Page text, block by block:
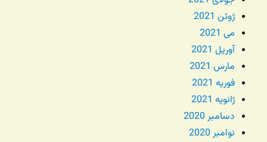
ژوئن 2021
می 2021
آوریل 2021
مارس 2021
فوریه 2021
ژانویه 2021
دسامبر 2020
نوامبر 2020